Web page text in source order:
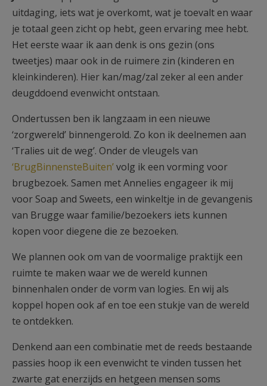
uitdaging, iets wat je overkomt, wat je toevalt en waar
je totaal geen zicht op hebt, geen ervaring mee hebt.
Het eerste waar ik aan denk is ons gezin (ons
tweetjes) maar ook in de ruimere zin (kinderen en
kleinkinderen). Hier kan/mag/zal zeker al een ander
deugddoend evenwicht ontstaan.
Ondertussen ben ik langzaam in een nieuwe
‘zorgwereld’ binnengerold. Zo kon ik deelnemen aan
‘Tralies uit de weg’. Onder de vleugels van
‘BrugBinnensteBuiten’volg ik een vorming voor
brugbezoek. Samen met Annelies engageer ik mij
voor Soap and Sweets, een winkeltje in de gevangenis
van Brugge waar familie/bezoekers iets kunnen
kopen voor diegene die ze bezoeken.
We plannen ook om van de voormalige praktijk een
ruimte te maken waar we de wereld kunnen
binnenhalen onder de vorm van logies. En wij als
koppel hopen ook af en toe een stukje van de wereld
te ontdekken.
Denkend aan een combinatie met de reeds bestaande
passies hoop ik een evenwicht te vinden tussen het
zwarte gat enerzijds en hetgeen mensen soms